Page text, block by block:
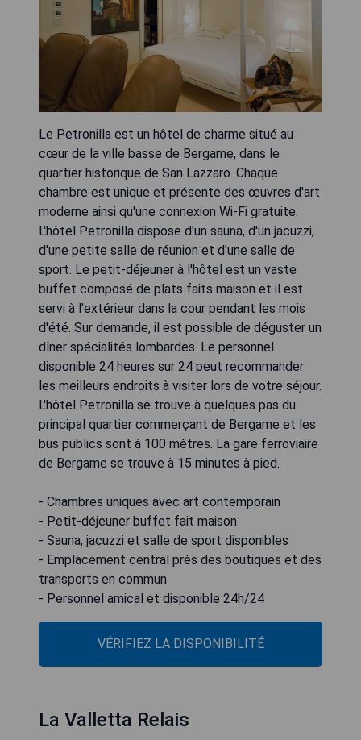
Le Petronilla est un hôtel de charme situé au
cœur de la ville basse de Bergame, dans le
quartier historique de San Lazzaro. Chaque
chambre est unique et présente des œuvres d'art
moderne ainsi qu'une connexion Wi-Fi gratuite.
L'hôtel Petronilla dispose d'un sauna, d'un jacuzzi,
d'une petite salle de réunion et d'une salle de
sport. Le petit-déjeuner à l'hôtel est un vaste
buffet composé de plats faits maison et il est
servi à l'extérieur dans la cour pendant les mois
d'été. Sur demande, il est possible de déguster un
dîner spécialités lombardes. Le personnel
disponible 24 heures sur 24 peut recommander
les meilleurs endroits à visiter lors de votre séjour.
L'hôtel Petronilla se trouve à quelques pas du
principal quartier commerçant de Bergame et les
bus publics sont à 100 mètres. La gare ferroviaire
de Bergame se trouve à 15 minutes à pied.
- Chambres uniques avec art contemporain
- Petit-déjeuner buffet fait maison
- Sauna, jacuzzi et salle de sport disponibles
- Emplacement central près des boutiques et des
transports en commun
- Personnel amical et disponible 24h/24
VÉRIFIEZ LA DISPONIBILITÉ
La Valletta Relais